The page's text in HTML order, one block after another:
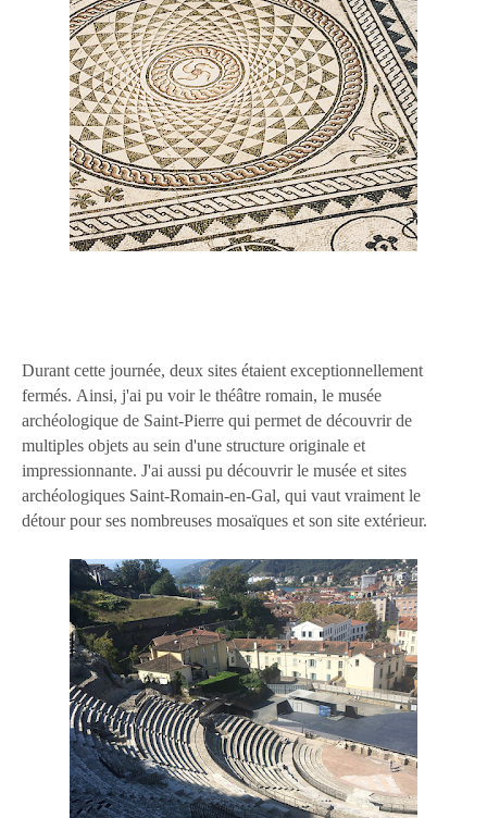
Durant cette journée, deux sites étaient exceptionnellement
fermés. Ainsi, j'ai pu voir le théâtre romain, le musée
archéologique de Saint-Pierre qui permet de découvrir de
multiples objets au sein d'une structure originale et
impressionnante. J'ai aussi pu découvrir le musée et sites
archéologiques Saint-Romain-en-Gal, qui vaut vraiment le
détour pour ses nombreuses mosaïques et son site extérieur.